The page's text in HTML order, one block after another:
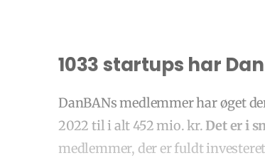
1033 startups har
DanBANs medlemmer har øget
2022 til i alt 452 mio. kr. Det er i
medlemmer, der er fuldt